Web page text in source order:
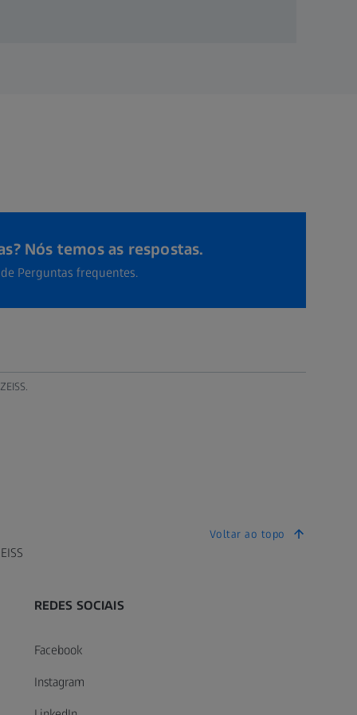
Nós temos as respostas.
Perguntas frequentes.
Voltar ao topo
REDES SOCIAIS
Facebook
Instagram